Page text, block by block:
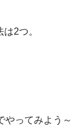
2つ。
やってみよう～